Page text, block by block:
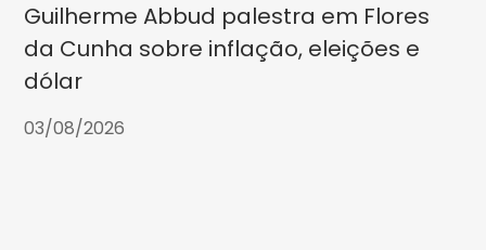
Guilherme Abbud palestra em Flores
da Cunha sobre inflação, eleições e
dólar
03/08/2026